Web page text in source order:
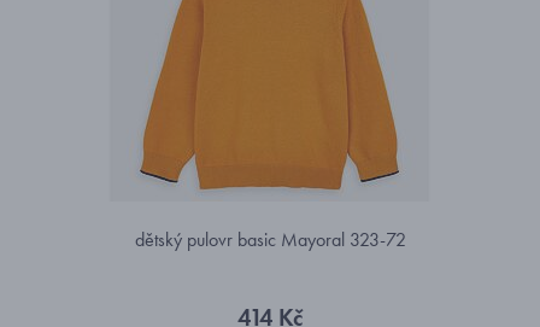
dětský pulovr basic Mayoral 323-72
414 Kč